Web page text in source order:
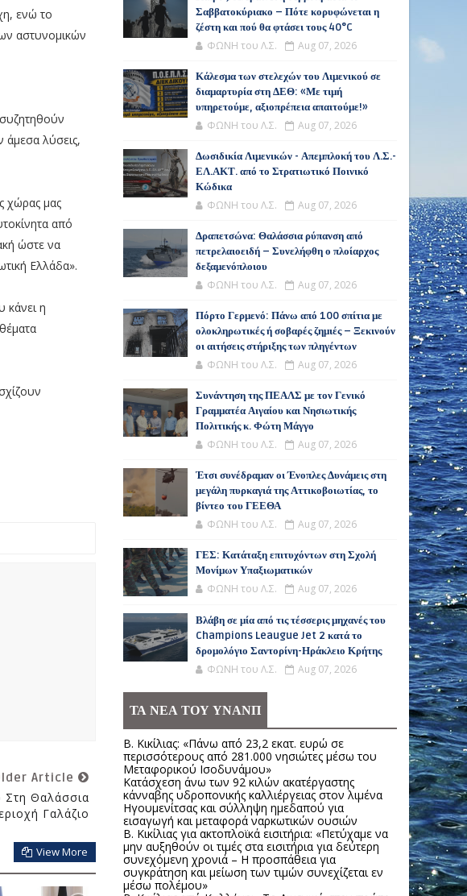
ενώ το
αστυνομικών
άμεσα λύσεις,
χώρας μας
από
ώστε να
Ελλάδα».
κάνει η
Article
Στη Θαλάσσια
Γαλάζιο
View More
Σαββατοκύριακο – Πότε κορυφώνεται η
ζέστη και πού θα φτάσει τους 40°C
ΦΩΝΗ του Λ.Σ. Aug 07, 2026
Κάλεσμα των στελεχών του Λιμενικού σε
διαμαρτυρία στη ΔΕΘ: «Με τιμή
υπηρετούμε, αξιοπρέπεια απαιτούμε!»
ΦΩΝΗ του Λ.Σ. Aug 07, 2026
Δωσιδικία Λιμενικών - Απεμπλοκή του Λ.Σ.-
ΕΛ.ΑΚΤ. από το Στρατιωτικό Ποινικό
Κώδικα
ΦΩΝΗ του Λ.Σ. Aug 07, 2026
Δραπετσώνα: Θαλάσσια ρύπανση από
πετρελαιοειδή – Συνελήφθη ο πλοίαρχος
δεξαμενόπλοιου
ΦΩΝΗ του Λ.Σ. Aug 07, 2026
Πόρτο Γερμενό: Πάνω από 100 σπίτια με
ολοκληρωτικές ή σοβαρές ζημιές – Ξεκινούν
οι αιτήσεις στήριξης των πληγέντων
ΦΩΝΗ του Λ.Σ. Aug 07, 2026
Συνάντηση της ΠΕΑΛΣ με τον Γενικό
Γραμματέα Αιγαίου και Νησιωτικής
Πολιτικής κ. Φώτη Μάγγο
ΦΩΝΗ του Λ.Σ. Aug 07, 2026
Έτσι συνέδραμαν οι Ένοπλες Δυνάμεις στη
μεγάλη πυρκαγιά της Αττικοβοιωτίας, το
βίντεο του ΓΕΕΘΑ
ΦΩΝΗ του Λ.Σ. Aug 07, 2026
ΓΕΣ: Κατάταξη επιτυχόντων στη Σχολή
Μονίμων Υπαξιωματικών
ΦΩΝΗ του Λ.Σ. Aug 07, 2026
Βλάβη σε μία από τις τέσσερις μηχανές του
Champions Leaugue Jet 2 κατά το
δρομολόγιο Σαντορίνη-Ηράκλειο Κρήτης
ΦΩΝΗ του Λ.Σ. Aug 07, 2026
ΤΑ ΝΕΑ ΤΟΥ ΥΝΑΝΠ
Β. Κικίλιας: «Πάνω από 23,2 εκατ. ευρώ σε
περισσότερους από 281.000 νησιώτες μέσω του
Μεταφορικού Ισοδυνάμου»
Κατάσχεση άνω των 92 κιλών ακατέργαστης
κάνναβης υδροπονικής καλλιέργειας στον λιμένα
Ηγουμενίτσας και σύλληψη ημεδαπού για
εισαγωγή και μεταφορά ναρκωτικών ουσιών
Β. Κικίλιας για ακτοπλοϊκά εισιτήρια: «Πετύχαμε να
μην αυξηθούν οι τιμές στα εισιτήρια για δεύτερη
συνεχόμενη χρονιά – Η προσπάθεια για
συγκράτηση και μείωση των τιμών συνεχίζεται εν
μέσω πολέμου»